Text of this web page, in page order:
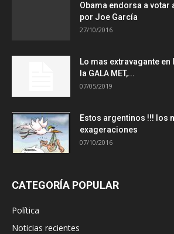
Obama endorsa a votar
por Joe García
27/10/2016
Lo mas extravagante
la GALA MET,...
07/05/2019
Estos argentinos !!! los
exageraciones
07/10/2016
CATEGORÍA POPULAR
Política
Noticias recientes